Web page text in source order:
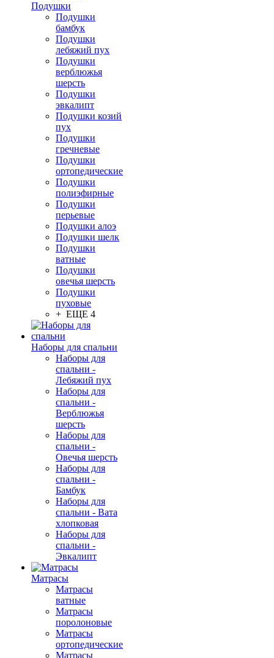
Подушки
Подушки
бамбук
Подушки
лебяжий пух
Подушки
верблюжья
шерсть
Подушки
эвкалипт
Подушки козий
пух
Подушки
гречневые
Подушки
ортопедические
Подушки
полиэфирные
Подушки
перьевые
Подушки алоэ
Подушки шелк
Подушки
ватные
Подушки
овечья шерсть
Подушки
пуховые
+ ЕЩЕ 4
Наборы для спальни
Наборы для
спальни -
Лебяжий пух
Наборы для
спальни -
Верблюжья
шерсть
Наборы для
спальни -
Овечья шерсть
Наборы для
спальни -
Бамбук
Наборы для
спальни - Вата
хлопковая
Наборы для
спальни -
Эвкалипт
Матрасы
Матрасы
ватные
Матрасы
поролоновые
Матрасы
ортопедические
Матрасы